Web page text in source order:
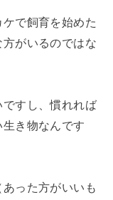
で飼育を始めた
がいるのではな
すし、慣れれば
き物なんです
った方がいいも